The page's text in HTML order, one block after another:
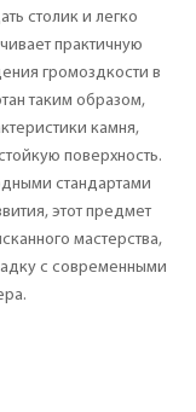
столик и легко
практичную
громоздкости в
таким образом,
камня,
поверхность.
стандартами
этот предмет
мастерства,
с современными